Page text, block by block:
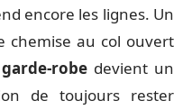
encore les lignes. Un
chemise au col ouvert
garde-robedevient un
de toujours rester